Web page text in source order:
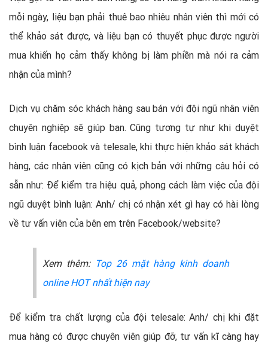
mỗi ngày, liệu bạn phải thuê bao nhiêu nhân viên thì mới có
thể khảo sát được, và liệu bạn có thuyết phục được người
mua khiến họ cảm thấy không bị làm phiền mà nói ra cảm
nhận của mình?
Dịch vụ chăm sóc khách hàng sau bán với đội ngũ nhân viên
chuyên nghiệp sẽ giúp bạn. Cũng tương tự như khi duyệt
bình luận facebook và telesale, khi thực hiện khảo sát khách
hàng, các nhân viên cũng có kịch bản với những câu hỏi có
sẵn như: Để kiểm tra hiệu quả, phong cách làm việc của đội
ngũ duyệt bình luận: Anh/ chị có nhận xét gì hay có hài lòng
về tư vấn viên của bên em trên Facebook/website?
Xem thêm: Top 26 mặt hàng kinh doanh
online HOT nhất hiện nay
Để kiểm tra chất lượng của đội telesale: Anh/ chị khi đặt
mua hàng có được chuyên viên giúp đỡ, tư vấn kĩ càng hay